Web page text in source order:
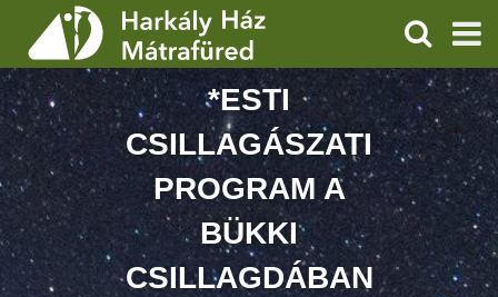
SZOLGÁLTATÁSOK
PROGRAMOK
HÍREK
RÓLUNK
KERESÉS
*ESTI
CSILLAGÁSZATI
PROGRAM A
BÜKKI
CSILLAGDÁBAN